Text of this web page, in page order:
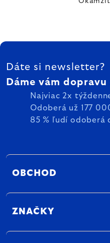
ZÁPÄTIE
Dáte si newsletter?
Dáme vám dopravu
Najviac 2x
Odoberá už 177
85 % ľudí odoberá
OBCHOD
ZNAČKY